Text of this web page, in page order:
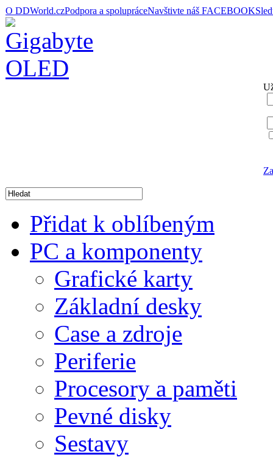
O DDWorld.czPodpora a spolupráceNavštivte náš FACEBOOK
Přidat k oblíbeným
PC a komponenty
Grafické karty
Základní desky
Case a zdroje
Periferie
Procesory a paměti
Pevné disky
Sestavy